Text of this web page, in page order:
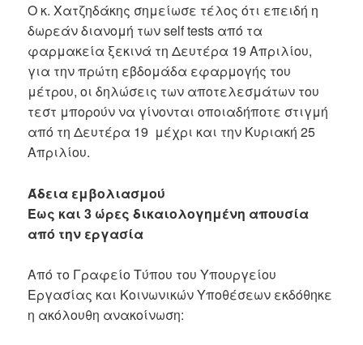
Ο κ. Χατζηδάκης σημείωσε τέλος ότι επειδή η
δωρεάν διανομή των self tests από τα
φαρμακεία ξεκινά τη Δευτέρα 19 Απριλίου,
για την πρώτη εβδομάδα εφαρμογής του
μέτρου, οι δηλώσεις των αποτελεσμάτων του
τεστ μπορούν να γίνονται οποιαδήποτε στιγμή
από τη Δευτέρα 19 μέχρι και την Κυριακή 25
Απριλίου.
Άδεια εμβολιασμού
Έως και 3 ώρες δικαιολογημένη απουσία
από την εργασία
Από το Γραφείο Τύπου του Υπουργείου
Εργασίας και Κοινωνικών Υποθέσεων εκδόθηκε
η ακόλουθη ανακοίνωση: